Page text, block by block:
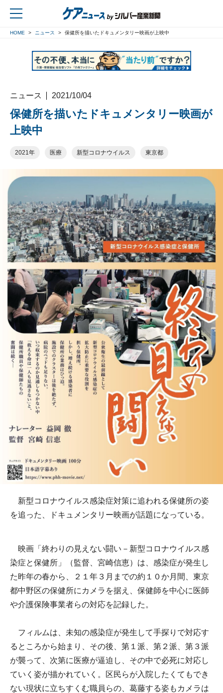
HOME ニュース 保健所を描いたドキュメンタリー映画が上映中
ニュース 2021/10/04
保健所を描いたドキュメンタリー映画が
上映中
2021年 医療 新型コロナウイルス 東京都
新型コロナウイルス感染症対策に追われる保健所の姿
を追った、ドキュメンタリー映画が話題になっている。
映画「終わりの見えない闘い－新型コロナウイルス感
染症と保健所」（監督、宮崎信恵）は、感染症が発生し
た昨年の春から、２１年３月までの約１０か月間、東京
都中野区の保健所にカメラを据え、保健師を中心に医師
や介護保険事業者らの対応を記録した。
フィルムは、未知の感染症が発生して手探りで対応す
るところから始まり、その後、第１派、第２派、第３派
が襲って、次第に医療が逼迫し、その中で必死に対応し
ていく姿が描かれていく。区民らが入院したくてもでき
ない現状に立ちすくむ職員らの、葛藤する姿もカメラは